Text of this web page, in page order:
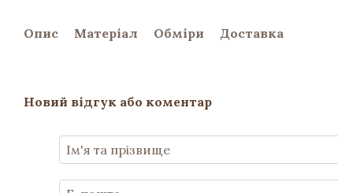
Опис Матеріал Обміри Доставка
Новий відгук або коментар